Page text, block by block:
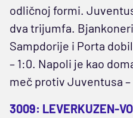
odličnoj formi.
dva trijumfa.
Sampdorije i Porta
– 1:0. Napoli je kao
meč protiv Juventusa –
3009: LEVERKUZEN-